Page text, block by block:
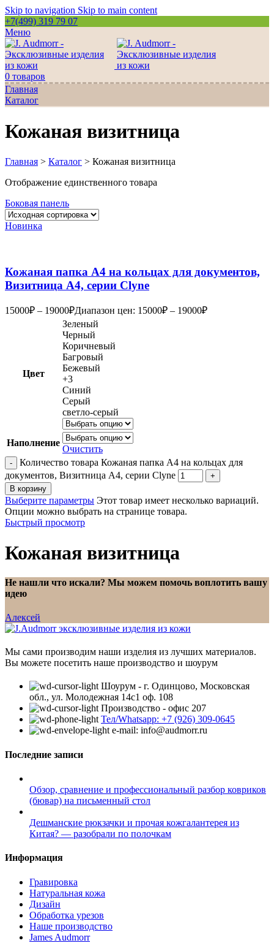
Skip to navigation Skip to main content
+7(499) 319 79 07
Меню
0 товаров
Главная
Каталог
Кожаная визитница
Главная > Каталог > Кожаная визитница
Отображение единственного товара
Боковая панель
Новинка
Кожаная папка А4 на кольцах для документов,
Визитница А4, серии Clyne
15000₽ – 19000₽Диапазон цен: 15000₽ – 19000₽
Цвет
Зеленый
Черный
Коричневый
Багровый
Бежевый
+3
Синий
Серый
светло-серый
Наполнение
Очистить
Количество товара Кожаная папка А4 на кольцах для
документов, Визитница А4, серии Clyne
В корзину
Выберите параметры Этот товар имеет несколько вариаций.
Опции можно выбрать на странице товара.
Быстрый просмотр
Кожаная визитница
Не нашли что искали? Мы можем помочь воплотить вашу
идею
Алексей
Мы сами производим наши изделия из лучших материалов.
Вы можете посетить наше производство и шоурум
Шоурум - г. Одинцово, Московская
обл., ул. Молодежная 14с1 оф. 108
Производство - офис 207
Тел/Whatsapp: +7 (926) 309-0645
e-mail: info@audmorr.ru
Последние записи
Обзор, сравнение и профессиональный разбор ковриков
(бювар) на письменный стол
Дешманские рюкзачки и прочая кожгалантерея из
Китая? — разобрали по полочкам
Информация
Гравировка
Натуральная кожа
Дизайн
Обработка урезов
Наше производство
James Audmorr